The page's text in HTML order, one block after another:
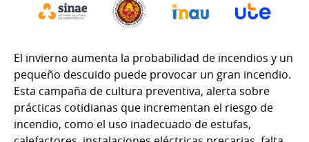
El invierno aumenta la probabilidad de incendios y un
pequeño descuido puede provocar un gran incendio.
Esta campaña de cultura preventiva, alerta sobre
prácticas cotidianas que incrementan el riesgo de
incendio, como el uso inadecuado de estufas,